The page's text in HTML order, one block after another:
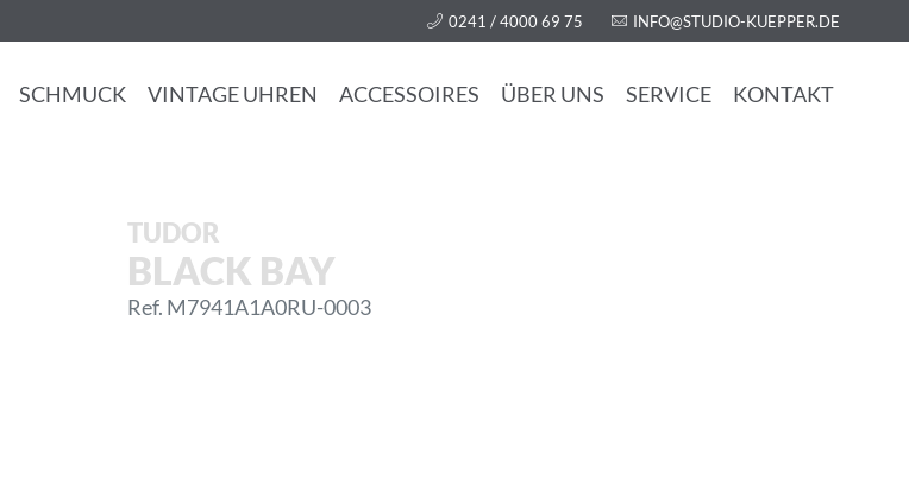
0241 / 4000 69 75 INFO@STUDIO-KUEPPER.DE
SCHMUCK VINTAGE UHREN ACCESSOIRES ÜBER UNS SERVICE KONTAKT
TUDOR
BLACK BAY
Ref. M7941A1A0RU-0003